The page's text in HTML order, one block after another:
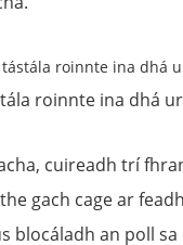
roinnte ina dhá
cuireadh trí
gach cage ar
blocáladh an poll